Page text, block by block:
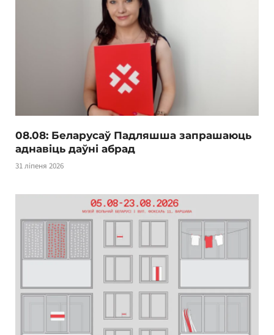
08.08: Беларусаў Падляшша запрашаюць
аднавіць даўні абрад
31 ліпеня 2026